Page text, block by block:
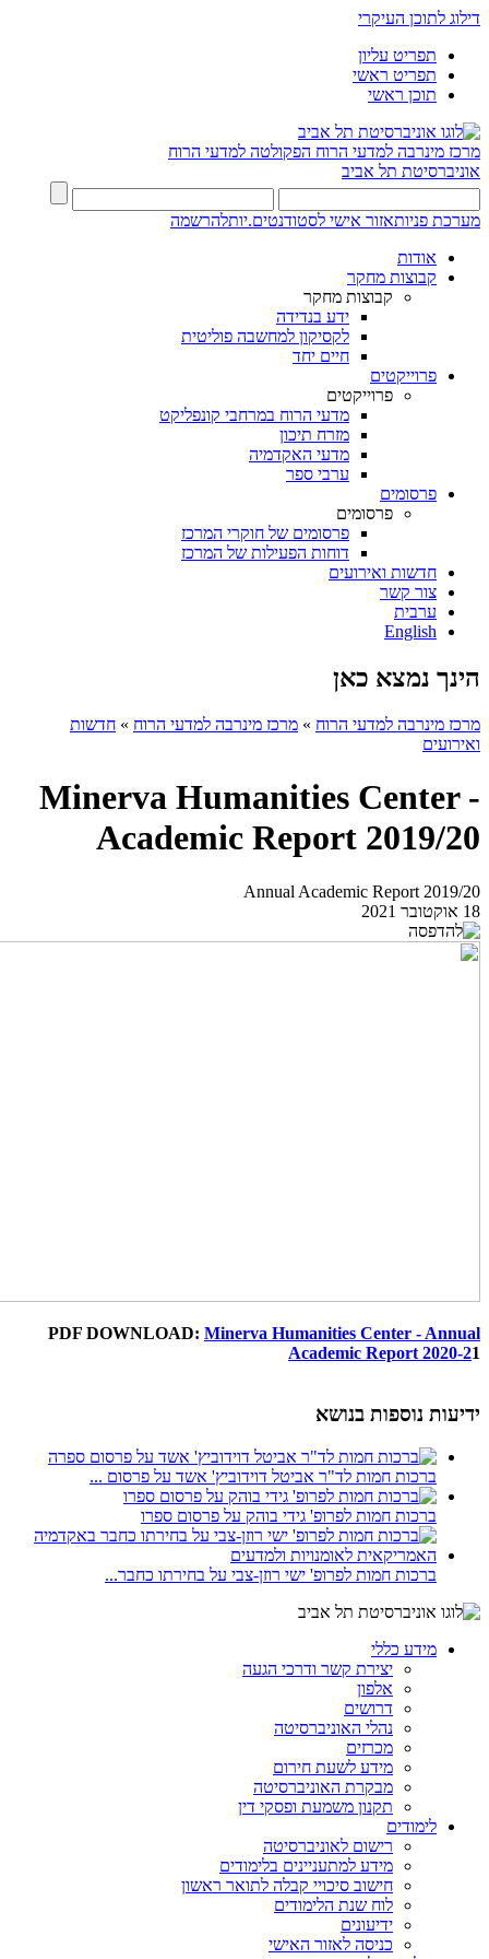
דילוג לתוכן העיקרי
תפריט עליון
תפריט ראשי
תוכן ראשי
מרכז מינרבה למדעי הרוח הפקולטה למדעי הרוח
אוניברסיטת תל אביב
מערכת פניותאזור אישי לסטודנטים.יותלהרשמה
אודות
קבוצות מחקר
קבוצות מחקר
ידע בנדידה
לקסיקון למחשבה פוליטית
חיים יחד
פרוייקטים
פרוייקטים
מדעי הרוח במרחבי קונפליקט
מזרח תיכון
מדעי האקדמיה
ערבי ספר
פרסומים
פרסומים
פרסומים של חוקרי המרכז
דוחות הפעילות של המרכז
חדשות ואירועים
צור קשר
ערבית
English
הינך נמצא כאן
מרכז מינרבה למדעי הרוח » מרכז מינרבה למדעי הרוח » חדשות
ואירועים
Minerva Humanities Center -
Academic Report 2019/20
Annual Academic Report 2019/20
18 אוקטובר 2021
PDF DOWNLOAD: Minerva Humanities Center - Annual
Academic Report 2020-21
ידיעות נוספות בנושא
ברכות חמות לד"ר אביטל דוידוביץ' אשד על פרסום ...
ברכות חמות לפרופ' גידי בוהק על פרסום ספרו
ברכות חמות לפרופ' ישי רוזן-צבי על בחירתו כחבר...
מידע כללי
יצירת קשר ודרכי הגעה
אלפון
דרושים
נהלי האוניברסיטה
מכרזים
מידע לשעת חירום
מבקרת האוניברסיטה
תקנון משמעת ופסקי דין
לימודים
רישום לאוניברסיטה
מידע למתעניינים בלימודים
חישוב סיכויי קבלה לתואר ראשון
לוח שנת הלימודים
ידיעונים
כניסה לאזור האישי